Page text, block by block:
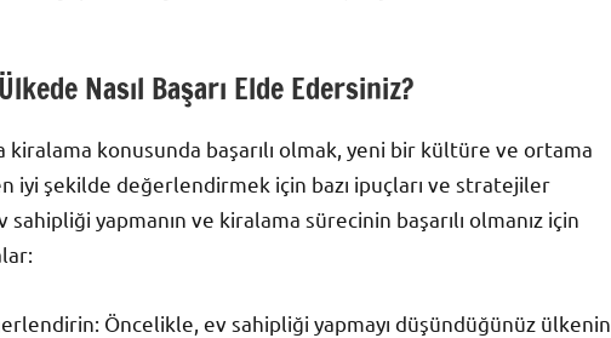
Nasıl Başarı Elde Edersiniz?
kiralama konusunda başarılı olmak, yeni bir kültüre ve ortama
iyi şekilde değerlendirmek için bazı ipuçları ve stratejiler
yapmanın ve kiralama sürecinin başarılı olmanız için
Öncelikle, ev sahipliği yapmayı düşündüğünüz ülkenin